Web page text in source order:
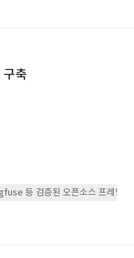
축
등 검증된 오픈소스 프레임워